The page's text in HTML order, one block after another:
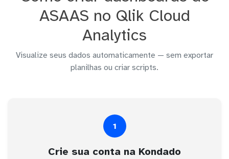
ASAAS no Qlik Cloud
Analytics
Visualize seus dados automaticamente — sem exportar
planilhas ou criar scripts.
1
Crie sua conta na Kondado